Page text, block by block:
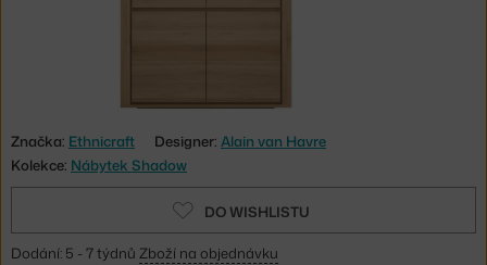
Značka: Ethnicraft Designer: Alain van Havre
Kolekce: Nábytek Shadow
DO WISHLISTU
Dodání: 5 - 7 týdnů Zboží na objednávku